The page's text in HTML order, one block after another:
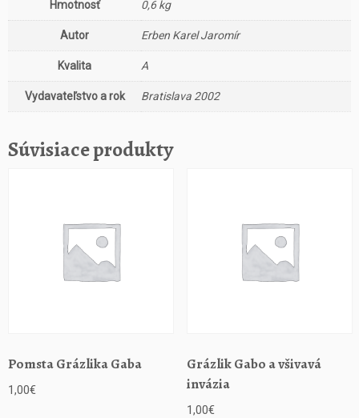
k
v
r
n
M
Hmotnosť 0,6 kg
Autor Erben Karel Jaromír
Kvalita A
Vydavateľstvo a rok Bratislava 2002
Súvisiace produkty
Pomsta Grázlika Gaba
1,00€
Grázlik Gabo a všivavá
invázia
1,00€